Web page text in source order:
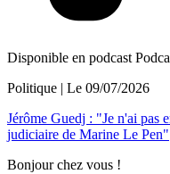
Disponible en podcast
Politique | Le 09/07/2026
Jérôme Guedj : "Je n'ai pas
judiciaire de Marine Le Pen"
Bonjour chez vous !